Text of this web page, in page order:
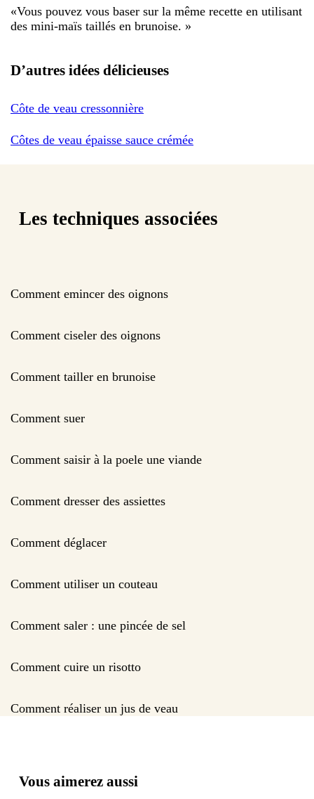
«Vous pouvez vous baser sur la même recette en utilisant
des mini-maïs taillés en brunoise. »
D’autres idées délicieuses
Côte de veau cressonnière
Côtes de veau épaisse sauce crémée
Les techniques associées
Comment emincer des oignons
Comment ciseler des oignons
Comment tailler en brunoise
Comment suer
Comment saisir à la poele une viande
Comment dresser des assiettes
Comment déglacer
Comment utiliser un couteau
Comment saler : une pincée de sel
Comment cuire un risotto
Comment réaliser un jus de veau
Vous aimerez aussi